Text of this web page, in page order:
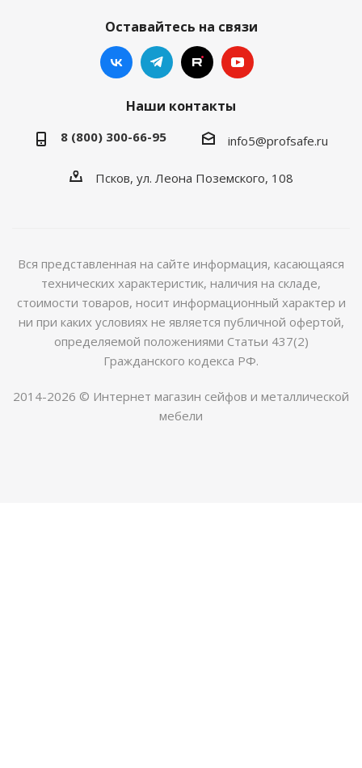
Оставайтесь на связи
Наши контакты
8 (800) 300-66-95 info5@profsafe.ru
Псков, ул. Леона Поземского, 108
Вся представленная на сайте информация, касающаяся
технических характеристик, наличия на складе,
стоимости товаров, носит информационный характер и
ни при каких условиях не является публичной офертой,
определяемой положениями Статьи 437(2)
Гражданского кодекса РФ.
2014-2026 © Интернет магазин сейфов и металлической
мебели